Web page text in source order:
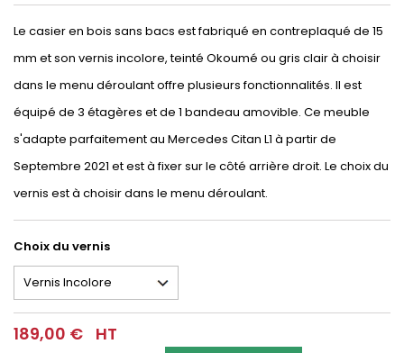
Le casier en bois sans bacs est fabriqué en contreplaqué de 15
mm et son vernis incolore, teinté Okoumé ou gris clair à choisir
dans le menu déroulant offre plusieurs fonctionnalités. Il est
équipé de 3 étagères et de 1 bandeau amovible. Ce meuble
s'adapte parfaitement au Mercedes Citan L1 à partir de
Septembre 2021 et est à fixer sur le côté arrière droit. Le choix du
vernis est à choisir dans le menu déroulant.
Choix du vernis
189,00 € HT